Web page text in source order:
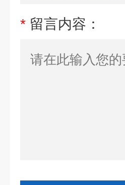
* 留言内容：